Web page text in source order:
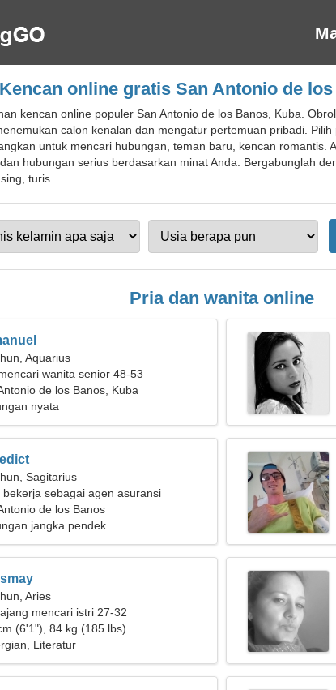
Kencan online gratis San Antonio de
kencan online populer San Antonio de los Banos, Kuba.
calon kenalan dan mengatur pertemuan pribadi.
untuk mencari hubungan, teman baru, kencan romantis.
hubungan serius berdasarkan minat Anda. Bergabunglah
turis.
Pria dan wanita online
Aquarius
wanita senior 48-53
de los Banos, Kuba
nyata
Sagitarius
bekerja sebagai agen asuransi
de los Banos
jangka pendek
Aries
mencari istri 27-32
(6'1"), 84 kg (185 lbs)
Literatur